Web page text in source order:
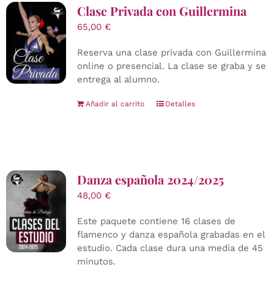
Clase Privada con Guillermina
65,00 €
Reserva una clase privada con Guillermina
online o presencial. La clase se graba y se
entrega al alumno.
Añadir al carrito Detalles
Danza española 2024/2025
48,00 €
Este paquete contiene 16 clases de
flamenco y danza española grabadas en el
estudio. Cada clase dura una media de 45
minutos.